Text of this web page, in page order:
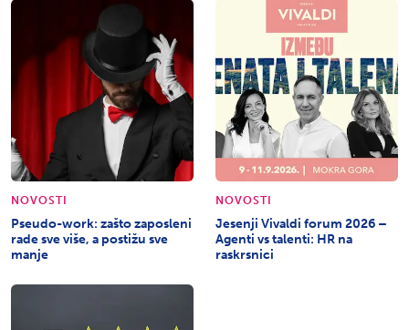
NOVOSTI
Pseudo-work: zašto zaposleni
rade sve više, a postižu sve
manje
NOVOSTI
Jesenji Vivaldi forum 2026 –
Agenti vs talenti: HR na
raskrsnici